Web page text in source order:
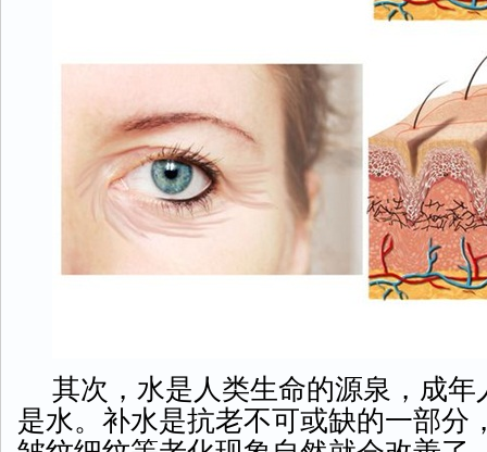
其次，水是人类生命的源泉，成年
是水。补水是抗老不可或缺的一部分